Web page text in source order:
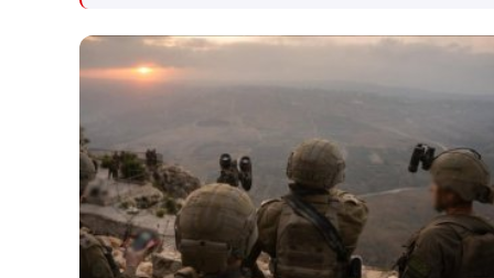
סמוך ליסוד המעלה, לאחר דיווח
שהתהפך מסירה ונותק עמו
והצלה לישראל